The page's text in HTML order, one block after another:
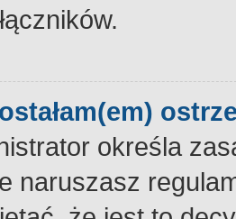
określa
naruszasz